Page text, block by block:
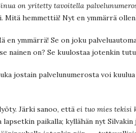
on yritetty tavoitella
Mitä hemmettiä! Nyt en ymmärrä
en ymmärrä! Se on joku
nainen on? Se kuulostaa jotenkin
jostain palvelunumerosta voi kuulua
Järki sanoo, että ei tuo mies tekisi
lapsetkin paikalla; kyllähän nyt